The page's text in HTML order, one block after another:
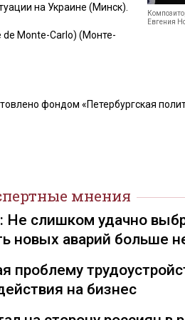
Евгения
на Украине (Минск).
de Мonte-Carlo) (Монте-
фондом «Петербургская
мнения
Не слишком удачно
новых аварий больше
на бизнес